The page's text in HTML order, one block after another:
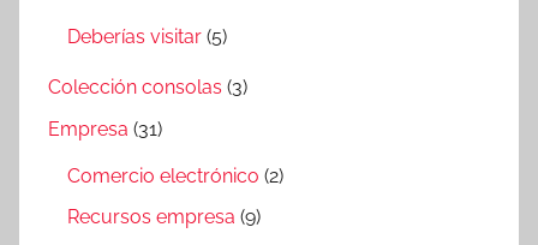
Deberías visitar (5)
Colección consolas (3)
Empresa (31)
Comercio electrónico (2)
Recursos empresa (9)